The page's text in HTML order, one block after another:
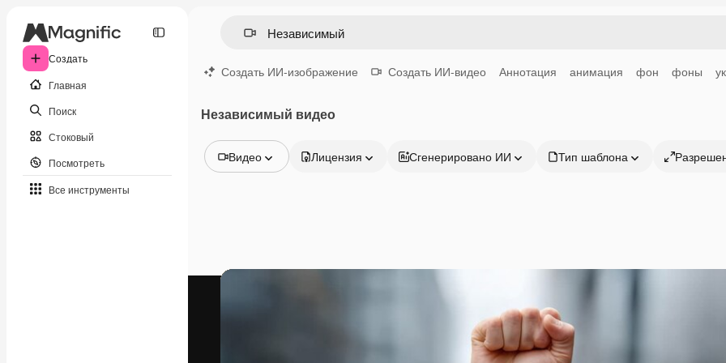
Создать
Главная
Поиск
Стоковый
Посмотреть
Все инструменты
Создать ИИ-изображение Создать ИИ-видео Аннотация анимация фон фоны
Независимый видео
Видео
Видео
Лицензия Сгенерировано ИИ Тип шаблона
Продукция